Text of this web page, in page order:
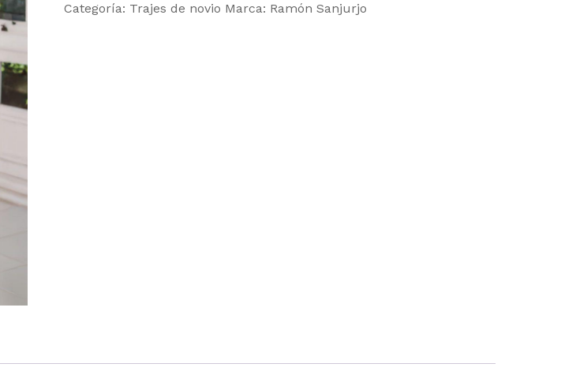
Categoría: Trajes de novio Marca: Ramón Sanjurjo